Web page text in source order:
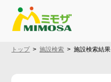
トップ 施設検索 施設検索結果